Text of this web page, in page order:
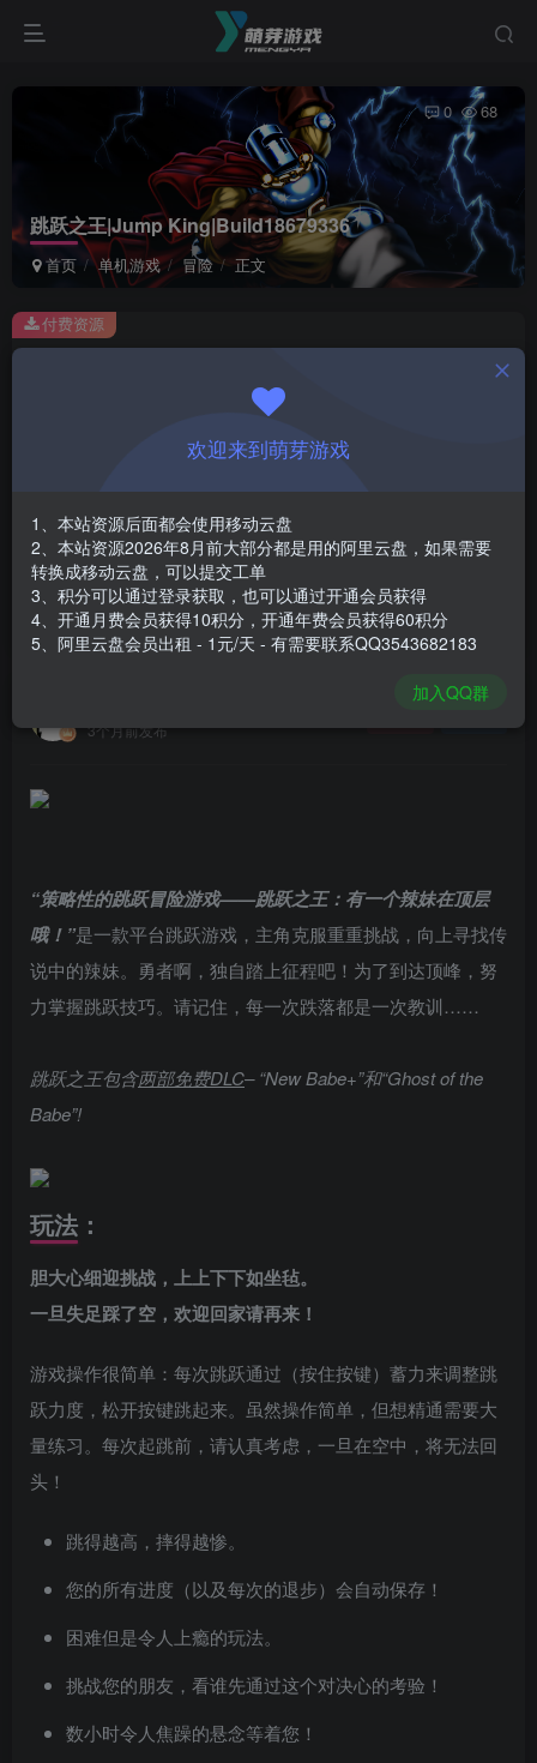
跳跃之王|Jump King|Build18679336
首页 单机游戏 冒险 正文
0 68
此内容为付费资源，请付费后查看
￥1
免费
登录购买
安装包大小
游戏本体大小
1.59 GB
付费资源
3个月前发布
“策略性的跳跃冒险游戏——跳跃之王：有一个辣妹在顶层
哦！”是一款平台跳跃游戏，主角克服重重挑战，向上寻找传
说中的辣妹。勇者啊，独自踏上征程吧！为了到达顶峰，努
力掌握跳跃技巧。请记住，每一次跌落都是一次教训……
跳跃之王包含两部免费DLC– “New Babe+”和“Ghost of the
Babe”!
玩法：
胆大心细迎挑战，上上下下如坐毡。
一旦失足踩了空，欢迎回家请再来！
游戏操作很简单：每次跳跃通过（按住按键）蓄力来调整跳
跃力度，松开按键跳起来。虽然操作简单，但想精通需要大
量练习。每次起跳前，请认真考虑，一旦在空中，将无法回
头！
跳得越高，摔得越惨。
您的所有进度（以及每次的退步）会自动保存！
困难但是令人上瘾的玩法。
挑战您的朋友，看谁先通过这个对决心的考验！
数小时令人焦躁的悬念等着您！
欢迎来到萌芽游戏
1、本站资源后面都会使用移动云盘
2、本站资源2026年8月前大部分都是用的阿里云盘，如果需要
转换成移动云盘，可以提交工单
3、积分可以通过登录获取，也可以通过开通会员获得
4、开通月费会员获得10积分，开通年费会员获得60积分
5、阿里云盘会员出租 - 1元/天 - 有需要联系QQ3543682183
加入QQ群